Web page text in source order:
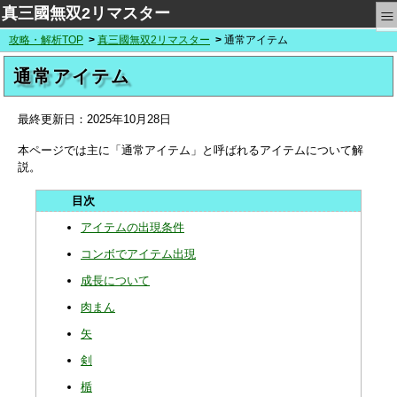
真三國無双2リマスター ≡
攻略・解析TOP 真三國無双2リマスター 通常アイテム
通常アイテム
最終更新日： 2025年10月28日
本ページでは主に「通常アイテム」と呼ばれるアイテムについて解
説。
アイテムの出現条件
コンボでアイテム出現
成長について
肉まん
矢
剣
楯